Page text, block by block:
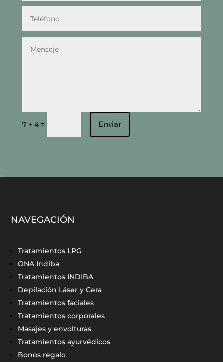
7 + 4= Enviar
NAVEGACIÓN
Tratamientos LPG
ONA Indiba
Tratamientos INDIBA
Depilación Láser y Cera
Tratamientos faciales
Tratamientos corporales
Masajes y envolturas
Tratamientos ayurvédicos
Bonos regalo